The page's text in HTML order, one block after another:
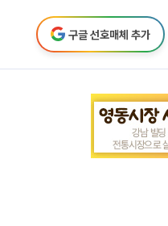
구글 선호매체 추가